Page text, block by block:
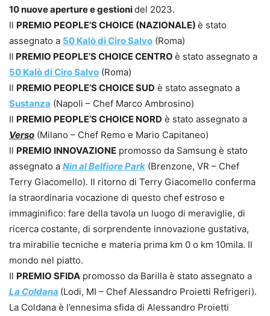
10 nuove aperture e gestionidel 2023.
Il PREMIO PEOPLE’S CHOICE (NAZIONALE) è stato
assegnato a 50 Kalò di Ciro Salvo (Roma)
Il PREMIO PEOPLE’S CHOICE CENTRO è stato assegnato a
50 Kalò di Ciro Salvo (Roma)
Il PREMIO PEOPLE’S CHOICE SUD è stato assegnato a
Sustanza (Napoli – Chef Marco Ambrosino)
Il PREMIO PEOPLE’S CHOICE NORD è stato assegnato a
Verso (Milano – Chef Remo e Mario Capitaneo)
Il PREMIO INNOVAZIONE promosso da Samsung è stato
assegnato a Nin al Belfiore Park (Brenzone, VR – Chef
Terry Giacomello). Il ritorno di Terry Giacomello conferma
la straordinaria vocazione di questo chef estroso e
immaginifico: fare della tavola un luogo di meraviglie, di
ricerca costante, di sorprendente innovazione gustativa,
tra mirabilie tecniche e materia prima km 0 o km 10mila. Il
mondo nel piatto.
Il PREMIO SFIDA promosso da Barilla è stato assegnato a
La Coldana (Lodi, MI – Chef Alessandro Proietti Refrigeri).
La Coldana è l’ennesima sfida di Alessandro Proietti